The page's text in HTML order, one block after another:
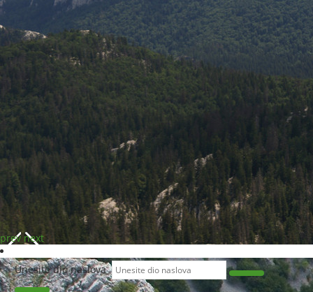
prev next
Unesite dio naslova